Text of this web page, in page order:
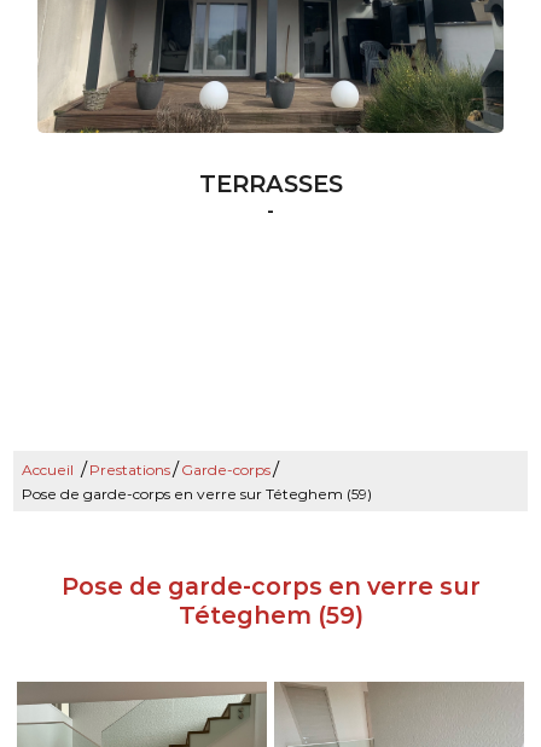
TERRASSES
-
Accueil /Prestations/Garde-corps/
Pose de garde-corps en verre sur Téteghem (59)
Pose de garde-corps en verre sur
Téteghem (59)